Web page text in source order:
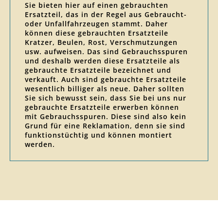
Sie bieten hier auf einen gebrauchten
Ersatzteil, das in der Regel aus Gebraucht-
oder Unfallfahrzeugen stammt. Daher
können diese gebrauchten Ersatzteile
Kratzer, Beulen, Rost, Verschmutzungen
usw. aufweisen. Das sind Gebrauchsspuren
und deshalb werden diese Ersatzteile als
gebrauchte Ersatzteile bezeichnet und
verkauft. Auch sind gebrauchte Ersatzteile
wesentlich billiger als neue. Daher sollten
Sie sich bewusst sein, dass Sie bei uns nur
gebrauchte Ersatzteile erwerben können
mit Gebrauchsspuren. Diese sind also kein
Grund für eine Reklamation, denn sie sind
funktionstüchtig und können montiert
werden.